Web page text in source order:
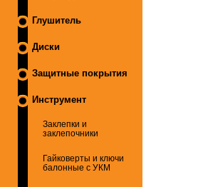
Глушитель
Диски
Защитные покрытия
Инструмент
Заклепки и
заклепочники
Гайковерты и ключи
балонные с УКМ